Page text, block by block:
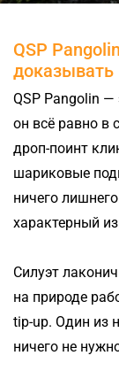
QSP
доказывать
QSP Pangolin —
он всё равно в
дроп-поинт
шариковые
ничего
характерный
Силуэт
на природе
tip-up. Один из
ничего не